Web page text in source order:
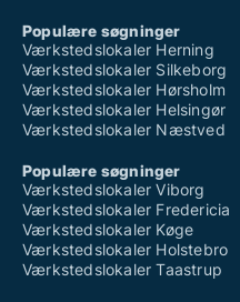
Populære søgninger
Værkstedslokaler Herning
Værkstedslokaler Silkeborg
Værkstedslokaler Hørsholm
Værkstedslokaler Helsingør
Værkstedslokaler Næstved
Populære søgninger
Værkstedslokaler Viborg
Værkstedslokaler Fredericia
Værkstedslokaler Køge
Værkstedslokaler Holstebro
Værkstedslokaler Taastrup